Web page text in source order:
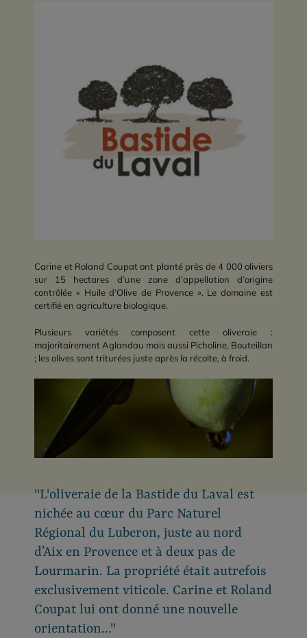
Carine et Roland Coupat ont planté près de 4 000 oliviers
sur 15 hectares d’une zone d’appellation d’origine
contrôlée « Huile d’Olive de Provence ». Le domaine est
certifié en agriculture biologique.
Plusieurs variétés composent cette oliveraie :
majoritairement Aglandau mais aussi Picholine, Bouteillan
; les olives sont triturées juste après la récolte, à froid.
"L'oliveraie de la Bastide du Laval est
nichée au cœur du Parc Naturel
Régional du Luberon, juste au nord
d’Aix en Provence et à deux pas de
Lourmarin. La propriété était autrefois
exclusivement viticole. Carine et Roland
Coupat lui ont donné une nouvelle
orientation..."